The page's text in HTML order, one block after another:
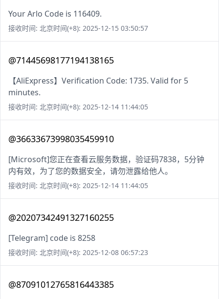
Your Arlo Code is 116409.
接收时间: 北京时间(+8): 2025-12-15 03:50:57
@71445698177194138165
【AliExpress】Verification Code: 1735. Valid for 5
minutes.
接收时间: 北京时间(+8): 2025-12-14 11:44:05
@36633673998035459910
[Microsoft]您正在查看云服务数据，验证码7838，5分钟
内有效，为了您的数据安全，请勿泄露给他人。
接收时间: 北京时间(+8): 2025-12-14 11:44:05
@20207342491327160255
[Telegram] code is 8258
接收时间: 北京时间(+8): 2025-12-08 06:57:23
@87091012765816443385